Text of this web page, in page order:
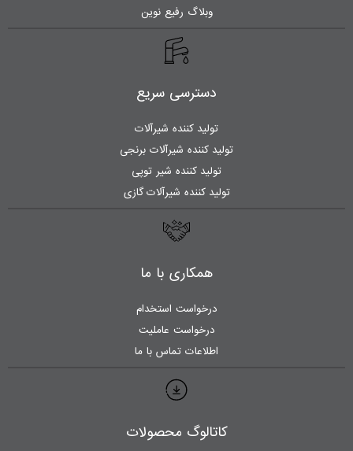
وبلاگ رفیع نوین
دسترسی سریع
تولید کننده شیرآلات
تولید کننده شیرآلات برنجی
تولید کننده شیر توپی
تولید کننده شیرآلات گازی
همکاری با ما
درخواست استخدام
درخواست عاملیت
اطلاعات تماس با ما
کاتالوگ محصولات